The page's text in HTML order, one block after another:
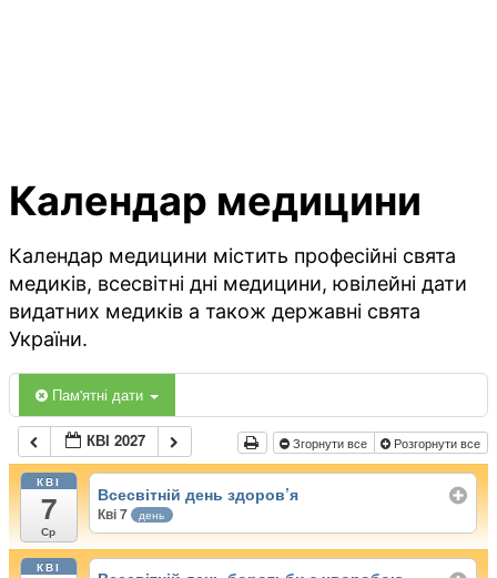
Календар медицини
Календар медицини містить професійні свята
медиків, всесвітні дні медицини, ювілейні дати
видатних медиків а також державні свята
України.
Пам'ятні дати
КВІ 2027 Згорнути все Розгорнути все
КВІ
7
Ср
Всесвітній день здоров’я
Кві 7 день
КВІ